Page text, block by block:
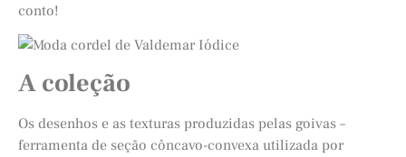
conto!
A coleção
Os desenhos e as texturas produzidas pelas goivas –
ferramenta de seção côncavo-convexa utilizada por